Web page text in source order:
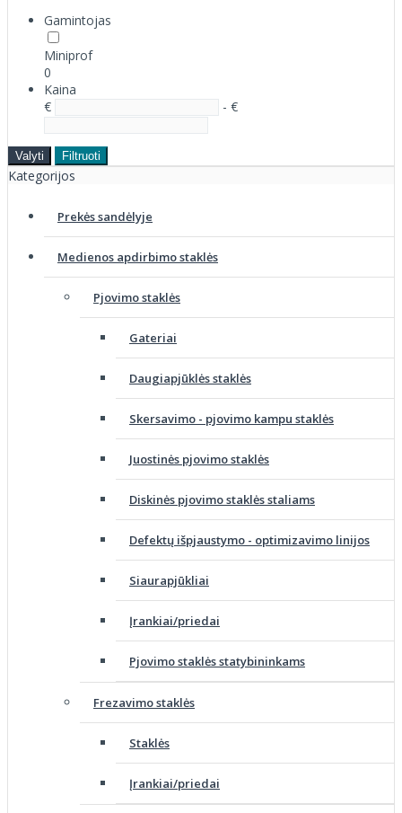
Gamintojas
Miniprof
0
Kaina
€
- €
Valyti Filtruoti
Kategorijos
Prekės sandėlyje
Medienos apdirbimo staklės
Pjovimo staklės
Gateriai
Daugiapjūklės staklės
Skersavimo - pjovimo kampu staklės
Juostinės pjovimo staklės
Diskinės pjovimo staklės staliams
Defektų išpjaustymo - optimizavimo linijos
Siaurapjūkliai
Įrankiai/priedai
Pjovimo staklės statybininkams
Frezavimo staklės
Staklės
Įrankiai/priedai